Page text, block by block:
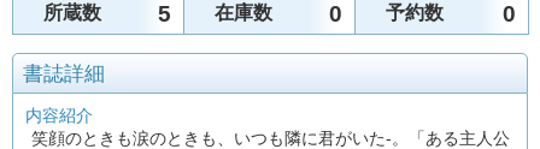
所蔵数 5 在庫数 0 予約数 0
書誌詳細
内容紹介
笑顔のときも涙のときも、いつも隣に君がいた-。「ある主人公